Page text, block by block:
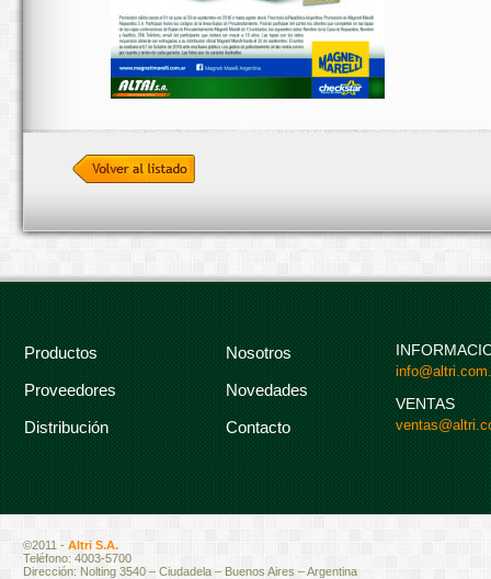
Productos
Nosotros
Proveedores
Novedades
Distribución
Contacto
VENTAS
©2011 - Altri S.A.
Teléfono: 4003-5700
Dirección: Nolting 3540 – Ciudadela – Buenos Aires – Argentina